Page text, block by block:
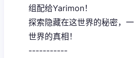
组配给Yarimon！
探索隐藏在这世界的秘密，
世界的真相！
-----------